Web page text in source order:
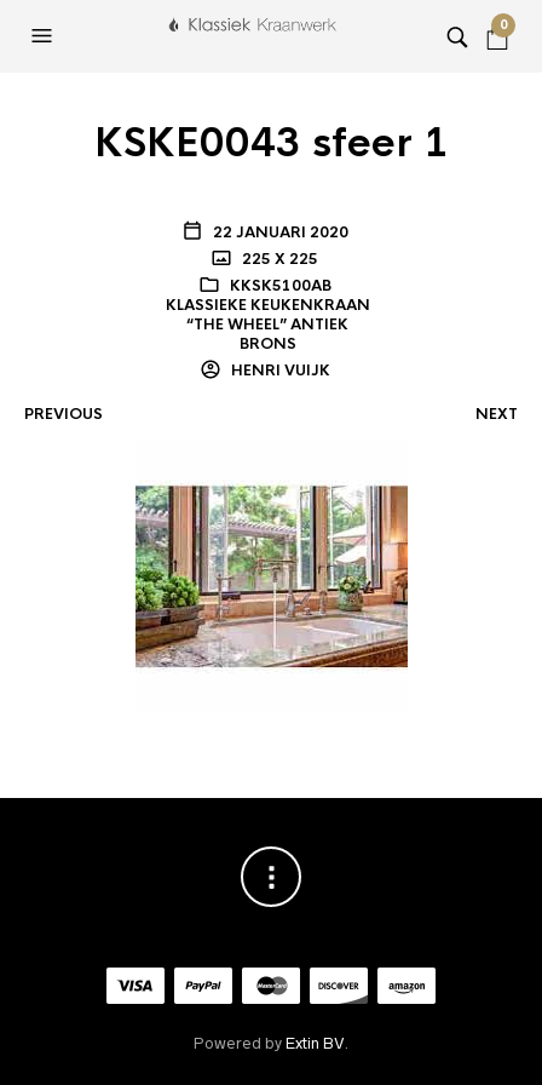
0
KSKE0043 sfeer 1
22 JANUARI 2020
225 X 225
KKSK5100AB
KLASSIEKE KEUKENKRAAN
“THE WHEEL” ANTIEK
BRONS
HENRI VUIJK
PREVIOUS NEXT
Powered by Extin BV.